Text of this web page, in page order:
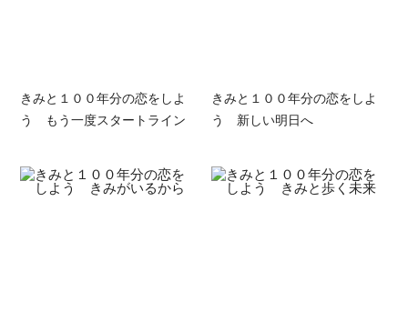
きみと１００年分の恋をしよ
う もう一度スタートライン
きみと１００年分の恋をしよ
う 新しい明日へ